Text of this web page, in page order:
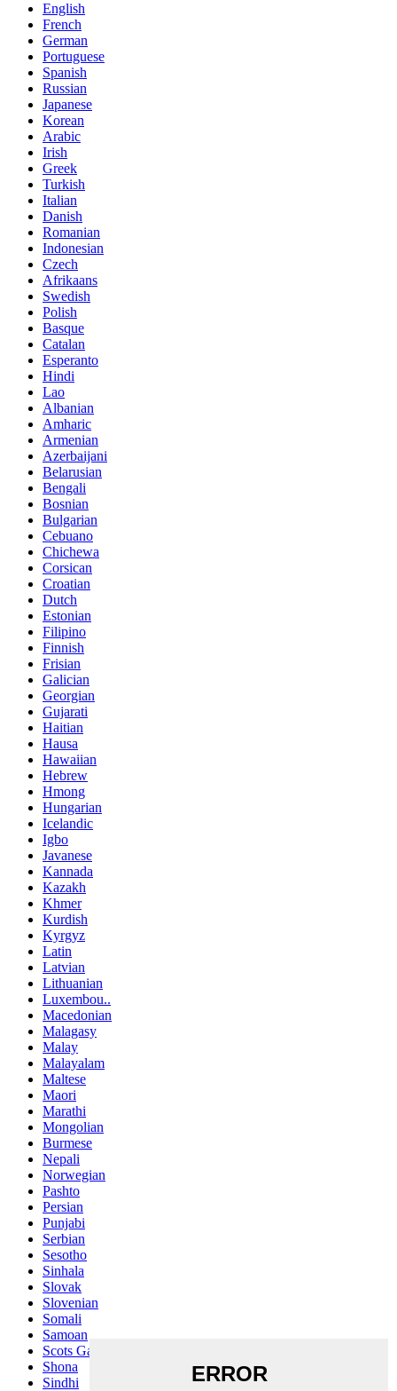
English
French
German
Portuguese
Spanish
Russian
Japanese
Korean
Arabic
Irish
Greek
Turkish
Italian
Danish
Romanian
Indonesian
Czech
Afrikaans
Swedish
Polish
Basque
Catalan
Esperanto
Hindi
Lao
Albanian
Amharic
Armenian
Azerbaijani
Belarusian
Bengali
Bosnian
Bulgarian
Cebuano
Chichewa
Corsican
Croatian
Dutch
Estonian
Filipino
Finnish
Frisian
Galician
Georgian
Gujarati
Haitian
Hausa
Hawaiian
Hebrew
Hmong
Hungarian
Icelandic
Igbo
Javanese
Kannada
Kazakh
Khmer
Kurdish
Kyrgyz
Latin
Latvian
Lithuanian
Luxembou..
Macedonian
Malagasy
Malay
Malayalam
Maltese
Maori
Marathi
Mongolian
Burmese
Nepali
Norwegian
Pashto
Persian
Punjabi
Serbian
Sesotho
Sinhala
Slovak
Slovenian
Somali
Samoan
Scots Gaelic
Shona
Sindhi